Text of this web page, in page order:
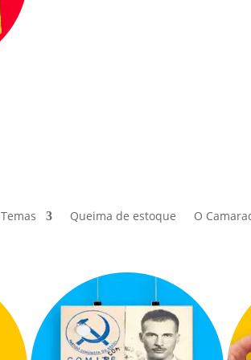
Temas Queima de estoque O